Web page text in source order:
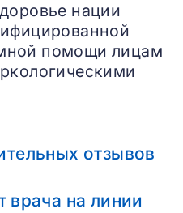
нации
помощи лицам
отзывов
врача на линии